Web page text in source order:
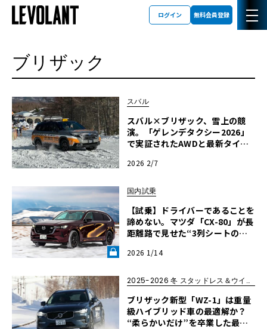
ログイン 無料会員登録
ブリザック
スバル
スバル×ブリザック、雪上の競
演。「ゲレンデタクシー2026」
で実証されたAWDと最新タイヤ
2026 2/7
国内試乗
【試乗】ドライバーであることを
諦めない。マツダ「CX-80」が長
距離路で見せた“3列シートのス
LANT LAB》
2026 1/14
2025-2026 冬 スタッドレス＆ウインタータイヤ バイヤーズガイド
ブリザック新型「WZ-1」は重量
級ハイブリッド車の最適解か？
“柔らかいだけ”を卒業した最新